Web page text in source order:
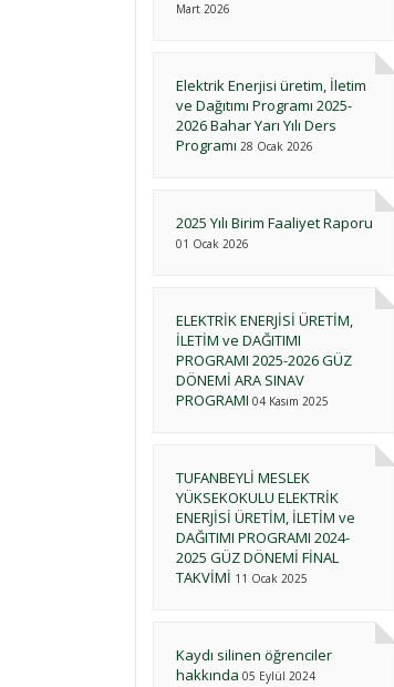
Mart 2026
Elektrik Enerjisi üretim, İletim
ve Dağıtımı Programı 2025-
2026 Bahar Yarı Yılı Ders
Programı 28 Ocak 2026
2025 Yılı Birim Faaliyet Raporu
01 Ocak 2026
ELEKTRİK ENERJİSİ ÜRETİM,
İLETİM ve DAĞITIMI
PROGRAMI 2025-2026 GÜZ
DÖNEMİ ARA SINAV
PROGRAMI 04 Kasım 2025
TUFANBEYLİ MESLEK
YÜKSEKOKULU ELEKTRİK
ENERJİSİ ÜRETİM, İLETİM ve
DAĞITIMI PROGRAMI 2024-
2025 GÜZ DÖNEMİ FİNAL
TAKVİMİ 11 Ocak 2025
Kaydı silinen öğrenciler
hakkında 05 Eylül 2024